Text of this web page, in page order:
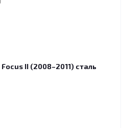
II (2008–2011) сталь